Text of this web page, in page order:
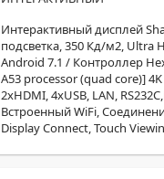
Интерактивный дисплей
подсветка, 350 Кд/м2, Ultra
Android 7.1 / Контроллер
A53 processor (quad core)]
2xHDMI, 4хUSB, LAN,
Встроенный WiFi,
Display Connect, Touch